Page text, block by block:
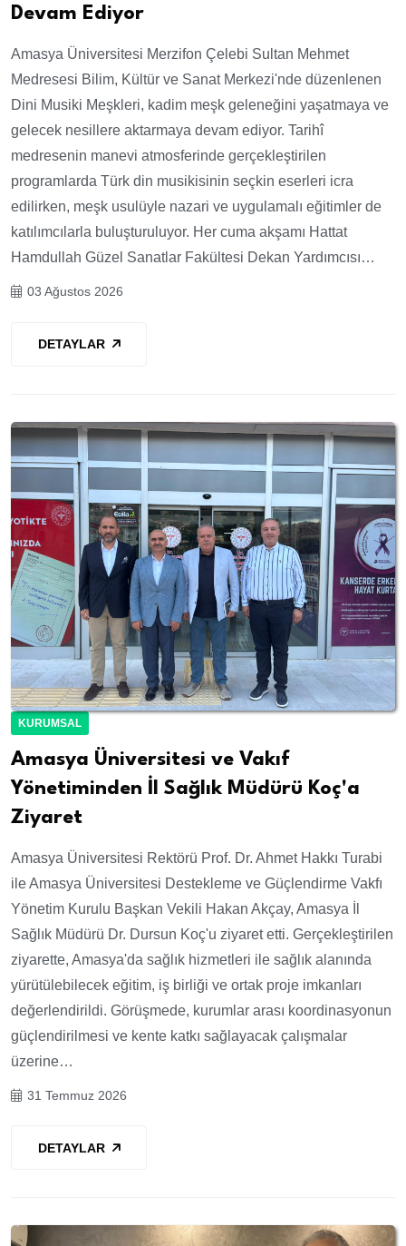
Devam Ediyor
Amasya Üniversitesi Merzifon Çelebi Sultan Mehmet
Medresesi Bilim, Kültür ve Sanat Merkezi'nde düzenlenen
Dini Musiki Meşkleri, kadim meşk geleneğini yaşatmaya ve
gelecek nesillere aktarmaya devam ediyor. Tarihî
medresenin manevi atmosferinde gerçekleştirilen
programlarda Türk din musikisinin seçkin eserleri icra
edilirken, meşk usulüyle nazari ve uygulamalı eğitimler de
katılımcılarla buluşturuluyor. Her cuma akşamı Hattat
Hamdullah Güzel Sanatlar Fakültesi Dekan Yardımcısı…
03 Ağustos 2026
DETAYLAR
KURUMSAL
Amasya Üniversitesi ve Vakıf
Yönetiminden İl Sağlık Müdürü Koç'a
Ziyaret
Amasya Üniversitesi Rektörü Prof. Dr. Ahmet Hakkı Turabi
ile Amasya Üniversitesi Destekleme ve Güçlendirme Vakfı
Yönetim Kurulu Başkan Vekili Hakan Akçay, Amasya İl
Sağlık Müdürü Dr. Dursun Koç'u ziyaret etti. Gerçekleştirilen
ziyarette, Amasya'da sağlık hizmetleri ile sağlık alanında
yürütülebilecek eğitim, iş birliği ve ortak proje imkanları
değerlendirildi. Görüşmede, kurumlar arası koordinasyonun
güçlendirilmesi ve kente katkı sağlayacak çalışmalar
üzerine…
31 Temmuz 2026
DETAYLAR